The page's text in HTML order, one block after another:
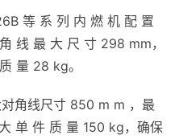
等 系 列 内 燃 机 配 置
线 最 大 尺 寸 298 mm，
量 28 kg。
角线尺寸 850 m m ，最
单 件 质 量 150 kg，确保